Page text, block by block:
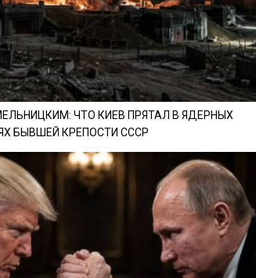
ЧТО КИЕВ ПРЯТАЛ В ЯДЕРНЫХ
БЫВШЕЙ КРЕПОСТИ СССР